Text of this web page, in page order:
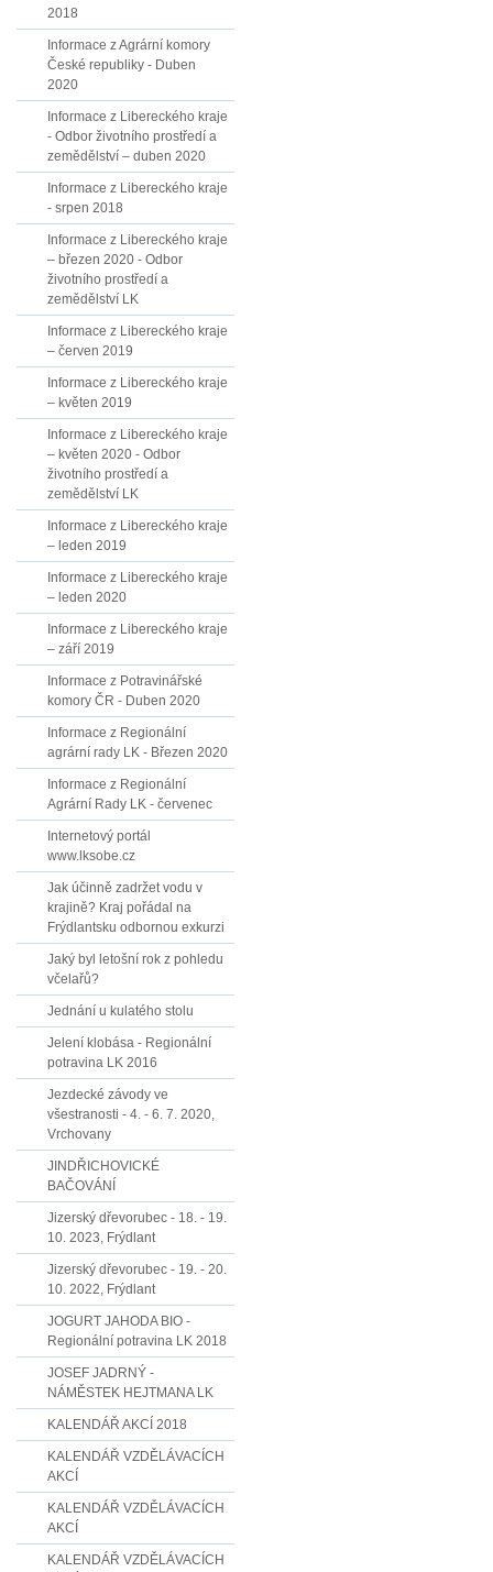
2018
Informace z Agrární komory
České republiky - Duben
2020
Informace z Libereckého kraje
- Odbor životního prostředí a
zemědělství – duben 2020
Informace z Libereckého kraje
- srpen 2018
Informace z Libereckého kraje
– březen 2020 - Odbor
životního prostředí a
zemědělství LK
Informace z Libereckého kraje
– červen 2019
Informace z Libereckého kraje
– květen 2019
Informace z Libereckého kraje
– květen 2020 - Odbor
životního prostředí a
zemědělství LK
Informace z Libereckého kraje
– leden 2019
Informace z Libereckého kraje
– leden 2020
Informace z Libereckého kraje
– září 2019
Informace z Potravinářské
komory ČR - Duben 2020
Informace z Regionální
agrární rady LK - Březen 2020
Informace z Regionální
Agrární Rady LK - červenec
Internetový portál
www.lksobe.cz
Jak účinně zadržet vodu v
krajině? Kraj pořádal na
Frýdlantsku odbornou exkurzi
Jaký byl letošní rok z pohledu
včelařů?
Jednání u kulatého stolu
Jelení klobása - Regionální
potravina LK 2016
Jezdecké závody ve
všestranosti - 4. - 6. 7. 2020,
Vrchovany
JINDŘICHOVICKÉ
BAČOVÁNÍ
Jizerský dřevorubec - 18. - 19.
10. 2023, Frýdlant
Jizerský dřevorubec - 19. - 20.
10. 2022, Frýdlant
JOGURT JAHODA BIO -
Regionální potravina LK 2018
JOSEF JADRNÝ -
NÁMĚSTEK HEJTMANA LK
KALENDÁŘ AKCÍ 2018
KALENDÁŘ VZDĚLÁVACÍCH
AKCÍ
KALENDÁŘ VZDĚLÁVACÍCH
AKCÍ
KALENDÁŘ VZDĚLÁVACÍCH